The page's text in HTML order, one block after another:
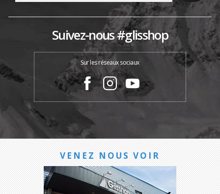
Suivez-nous #glisshop
Sur les réseaux sociaux
VENEZ NOUS VOIR